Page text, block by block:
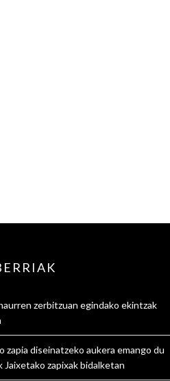
zerbitzuan egindako ekintzak
zapia diseinatzeko aukera emango du
Jaixetako zapixakbidalketan